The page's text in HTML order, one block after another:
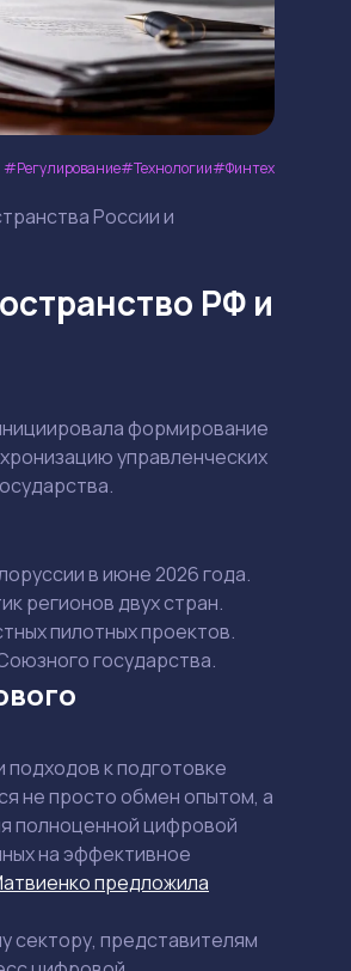
Регулирование Технологии Финтех
России и
РФ и
формирование
управленческих
в июне 2026 года.
регионов двух стран.
пилотных проектов.
государства.
к подготовке
не просто обмен опытом, а
полноценной цифровой
на эффективное
предложила
сектору, представителям